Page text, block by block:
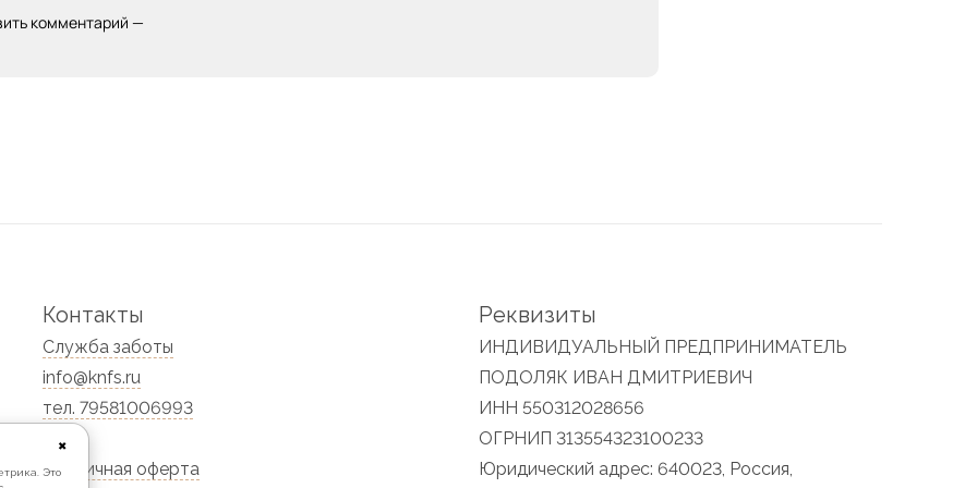
комментарий —
Контакты
Служба заботы
info@knfs.ru
тел. 79581006993
Публичная оферта
Реквизиты
ИНДИВИДУАЛЬНЫЙ ПРЕДПРИНИМАТЕЛЬ
ПОДОЛЯК ИВАН ДМИТРИЕВИЧ
ИНН 550312028656
ОГРНИП 313554323100233
Юридический адрес: 640023, Россия,
✖
Это